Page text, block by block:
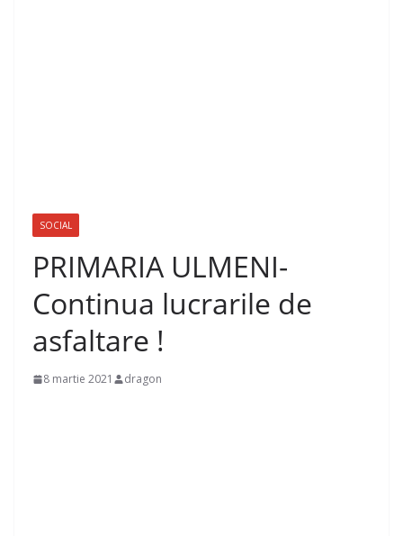
SOCIAL
PRIMARIA ULMENI-
Continua lucrarile de
asfaltare !
8 martie 2021 dragon